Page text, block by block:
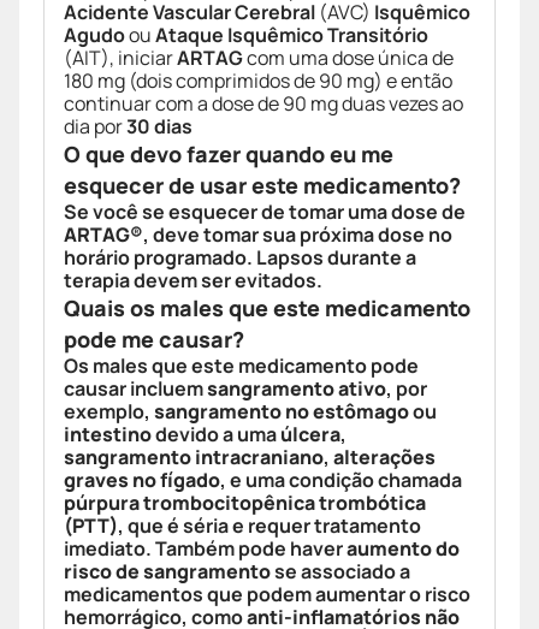
Acidente Vascular Cerebral (AVC) Isquêmico
AgudoouAtaque Isquêmico Transitório
(AIT), iniciarARTAGcom uma dose única de
180 mg (dois comprimidos de 90 mg) e então
continuar com a dose de 90 mg duas vezes ao
dia por30 dias
O que devo fazer quando eu me
esquecer de usar este medicamento?
Se você se esquecer de tomar uma dose de
ARTAG®, deve tomar sua próxima dose no
horário programado. Lapsos durante a
terapia devem ser evitados.
Quais os males que este medicamento
pode me causar?
Os males que este medicamento pode
causar incluemsangramento ativo, por
exemplo, sangramento no estômagoou
intestinodevido a umaúlcera,
sangramento intracraniano, alterações
graves no fígado, e uma condição chamada
púrpura trombocitopênica trombótica
(PTT), que é séria e requer tratamento
imediato. Também pode haveraumento do
risco de sangramentose associado a
medicamentos que podem aumentar o risco
hemorrágico, comoanti-inflamatórios não